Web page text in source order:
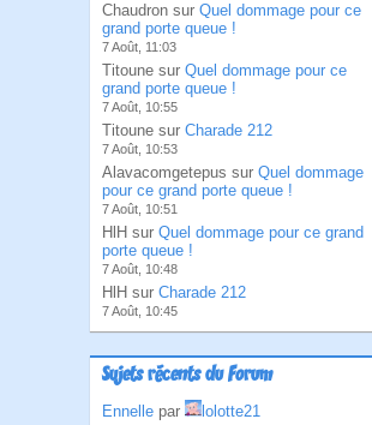
Chaudron sur Quel dommage pour ce
grand porte queue !
7 Août, 11:03
Titoune sur Quel dommage pour ce
grand porte queue !
7 Août, 10:55
Titoune sur Charade 212
7 Août, 10:53
Alavacomgetepus sur Quel dommage
pour ce grand porte queue !
7 Août, 10:51
HlH sur Quel dommage pour ce grand
porte queue !
7 Août, 10:48
HlH sur Charade 212
7 Août, 10:45
Sujets récents du Forum
Ennelle par
lolotte21